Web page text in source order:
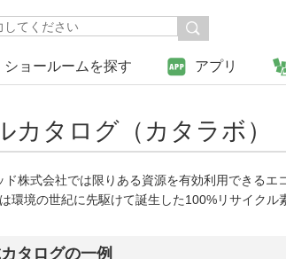
ショールームを探す アプリ
タログ（カタラボ）
ド株式会社では限りある資源を有効利用できる
環境の世紀に先駆けて誕生した100%リサイクル
タログの一例